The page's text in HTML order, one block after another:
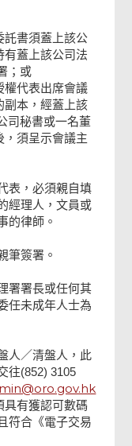
託書須蓋上該公
有蓋上該公司法
；或
權代表出席會議
副本，經蓋上該
司秘書或一名董
，須呈示會議主
表，必須親自填
經理人，文員或
的律師。
筆簽署。
署署長或任何其
任未成年人士為
人／清盤人，此
往(852) 3105
具有獲認可數碼
符合《電子交易